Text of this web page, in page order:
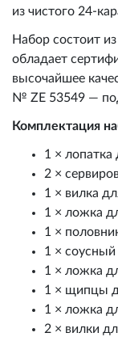
из чистого 24-
Набор состоит
обладает
высочайшее
№ ZE 53549 —
Комплектация
1 × лопатка
2 ×
1 × вилка
1 × ложка
1 ×
1 ×
1 × ложка
1 × щипцы
1 × ложка
2 × вилки